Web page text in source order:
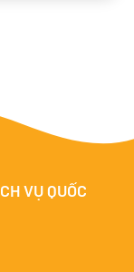
VỤ QUỐC